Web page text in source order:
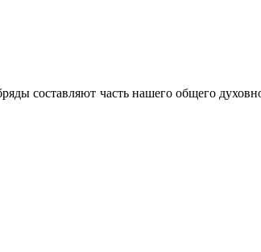
составляют часть нашего общего